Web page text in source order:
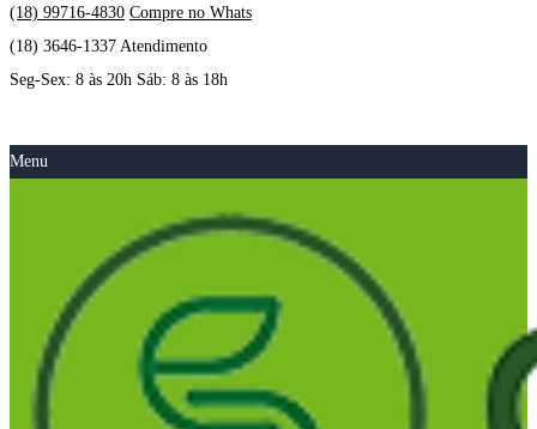
(18) 99716-4830 Compre no Whats
(18) 3646-1337 Atendimento
Seg-Sex: 8 às 20h Sáb: 8 às 18h
Menu